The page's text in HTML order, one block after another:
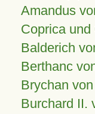
Amandus
Coprica und
Balderich
Berthanc
Brychan
Burchard II.